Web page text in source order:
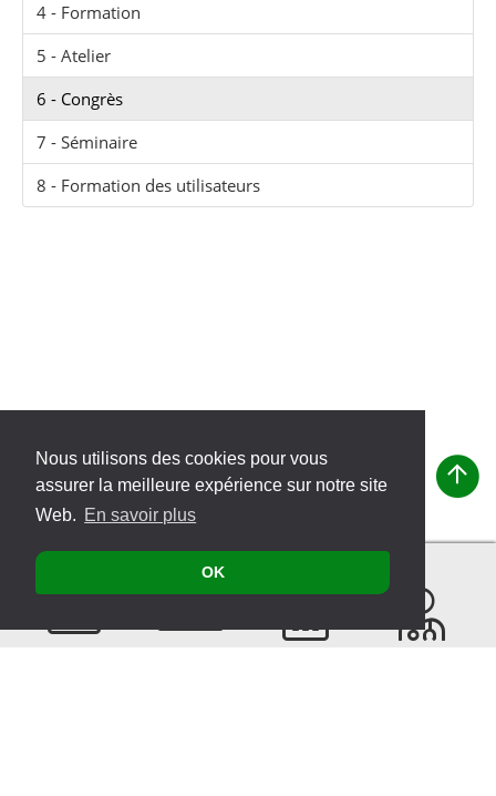
Nous utilisons des cookies pour vous
assurer la meilleure expérience sur notre site
Web. En savoir plus
OK
4 - Formation
5 - Atelier
6 - Congrès
7 - Séminaire
8 - Formation des utilisateurs